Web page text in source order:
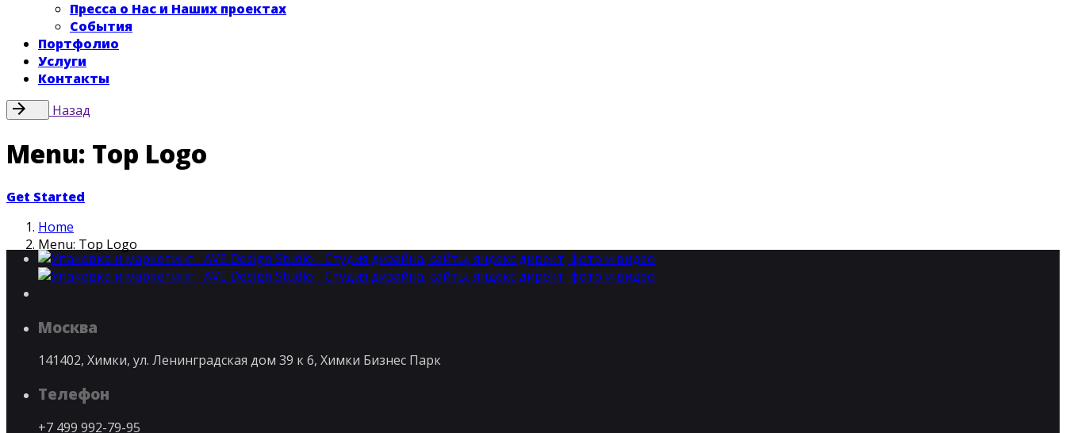
Пресса о Нас и Наших проектах
События
Портфолио
Услуги
Контакты
Назад
Menu: Top Logo
Get Started
Home
Menu: Top Logo
Москва
141402, Химки, ул. Ленинградская дом 39 к 6, Химки Бизнес Парк
Телефон
+7 499 992-79-95